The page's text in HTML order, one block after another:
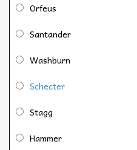
Orfeus
Santander
Washburn
Schecter
Stagg
Hammer